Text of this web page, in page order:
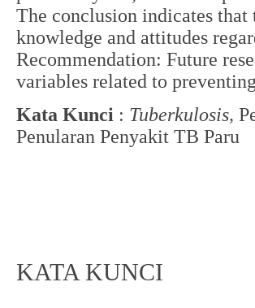
The conclusion indicates
knowledge and attitudes
Recommendation: Future
variables related to
Kata Kunci : Tuberkulosis,
Penularan Penyakit TB Paru
KATA KUNCI